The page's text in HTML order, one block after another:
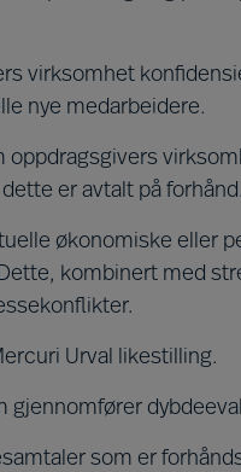
virksomhet
nye medarbeidere.
oppdragsgivers
er avtalt på forhånd.
økonomiske eller
kombinert med
Urval likestilling.
gjennomfører
som er